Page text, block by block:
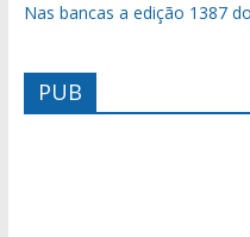
Nas bancas a edição 1387
PUB